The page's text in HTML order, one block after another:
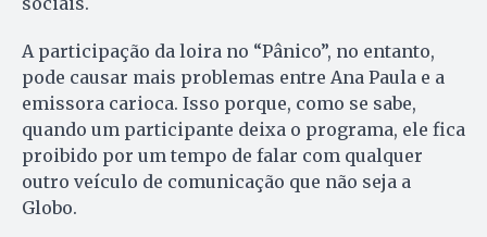
A participação da loira no “Pânico”, no entanto,
pode causar mais problemas entre Ana Paula e a
emissora carioca. Isso porque, como se sabe,
quando um participante deixa o programa, ele fica
proibido por um tempo de falar com qualquer
outro veículo de comunicação que não seja a
Globo.